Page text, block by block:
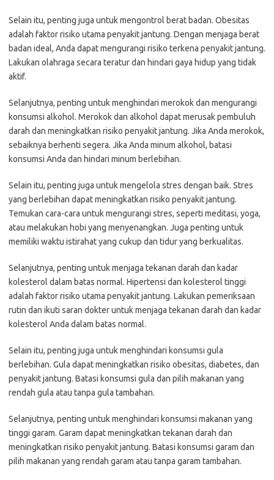
Selain itu, penting juga untuk mengontrol berat badan. Obesitas
adalah faktor risiko utama penyakit jantung. Dengan menjaga berat
badan ideal, Anda dapat mengurangi risiko terkena penyakit jantung.
Lakukan olahraga secara teratur dan hindari gaya hidup yang tidak
aktif.
Selanjutnya, penting untuk menghindari merokok dan mengurangi
konsumsi alkohol. Merokok dan alkohol dapat merusak pembuluh
darah dan meningkatkan risiko penyakit jantung. Jika Anda merokok,
sebaiknya berhenti segera. Jika Anda minum alkohol, batasi
konsumsi Anda dan hindari minum berlebihan.
Selain itu, penting juga untuk mengelola stres dengan baik. Stres
yang berlebihan dapat meningkatkan risiko penyakit jantung.
Temukan cara-cara untuk mengurangi stres, seperti meditasi, yoga,
atau melakukan hobi yang menyenangkan. Juga penting untuk
memiliki waktu istirahat yang cukup dan tidur yang berkualitas.
Selanjutnya, penting untuk menjaga tekanan darah dan kadar
kolesterol dalam batas normal. Hipertensi dan kolesterol tinggi
adalah faktor risiko utama penyakit jantung. Lakukan pemeriksaan
rutin dan ikuti saran dokter untuk menjaga tekanan darah dan kadar
kolesterol Anda dalam batas normal.
Selain itu, penting juga untuk menghindari konsumsi gula
berlebihan. Gula dapat meningkatkan risiko obesitas, diabetes, dan
penyakit jantung. Batasi konsumsi gula dan pilih makanan yang
rendah gula atau tanpa gula tambahan.
Selanjutnya, penting untuk menghindari konsumsi makanan yang
tinggi garam. Garam dapat meningkatkan tekanan darah dan
meningkatkan risiko penyakit jantung. Batasi konsumsi garam dan
pilih makanan yang rendah garam atau tanpa garam tambahan.